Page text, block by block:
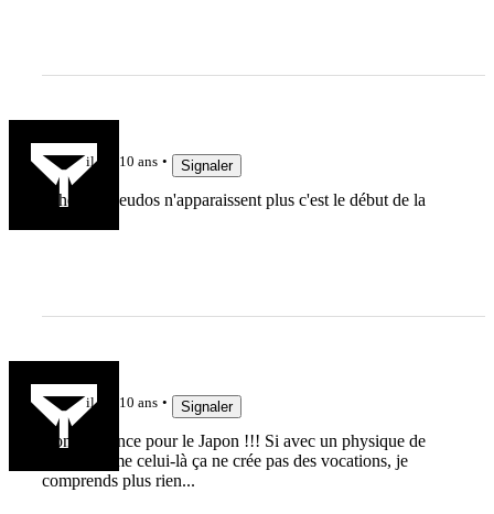
il y a 10 ans Signaler
héhé les Pseudos n'apparaissent plus c'est le début de la
il y a 10 ans Signaler
Bonne chance pour le Japon !!! Si avec un physique de
pilier comme celui-là ça ne crée pas des vocations, je
comprends plus rien...